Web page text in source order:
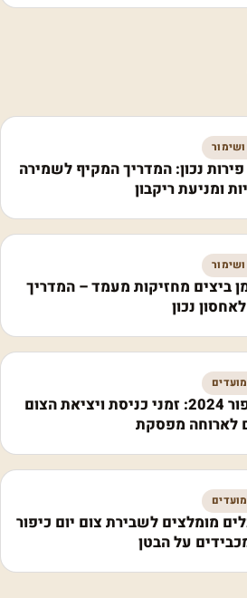
נכון: המדריך המקיף לשמירה
ומניעת ריקבון
ביצים מחזיקות מעמד – המדריך
נכון
יום כיפור 2024: זמני כניסת ויציאת הצום
לארוחה מפסקת
מומלצים לשבירת צום יום כיפור
על הבטן